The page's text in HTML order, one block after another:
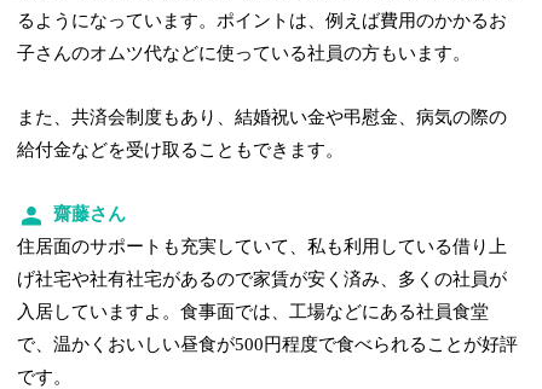
るようになっています。ポイントは、例えば費用のかかるお
子さんのオムツ代などに使っている社員の方もいます。
また、共済会制度もあり、結婚祝い金や弔慰金、病気の際の
給付金などを受け取ることもできます。
齋藤さん
住居面のサポートも充実していて、私も利用している借り上
げ社宅や社有社宅があるので家賃が安く済み、多くの社員が
入居していますよ。食事面では、工場などにある社員食堂
で、温かくおいしい昼食が500円程度で食べられることが好評
です。